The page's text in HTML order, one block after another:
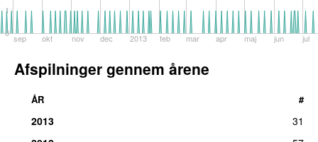
sep okt nov dec 2013 feb mar apr maj jun jul
0
1
Afspilninger gennem årene
ÅR #
2013
31